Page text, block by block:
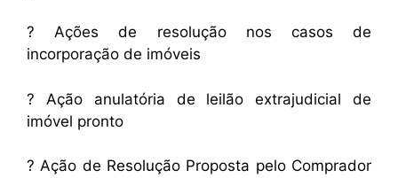
? Ações de resolução nos casos de
incorporação de imóveis
? Ação anulatória de leilão extrajudicial de
imóvel pronto
? Ação de Resolução Proposta pelo Comprador